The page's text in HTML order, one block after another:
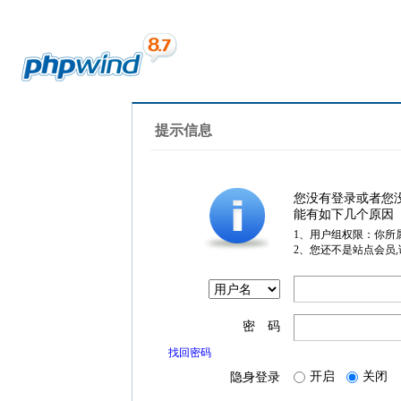
提示信息
您没有登录或者您
能有如下几个原因
1、用户组权限：你所
2、您还不是站点会员
密 码
找回密码
隐身登录 开启 关闭